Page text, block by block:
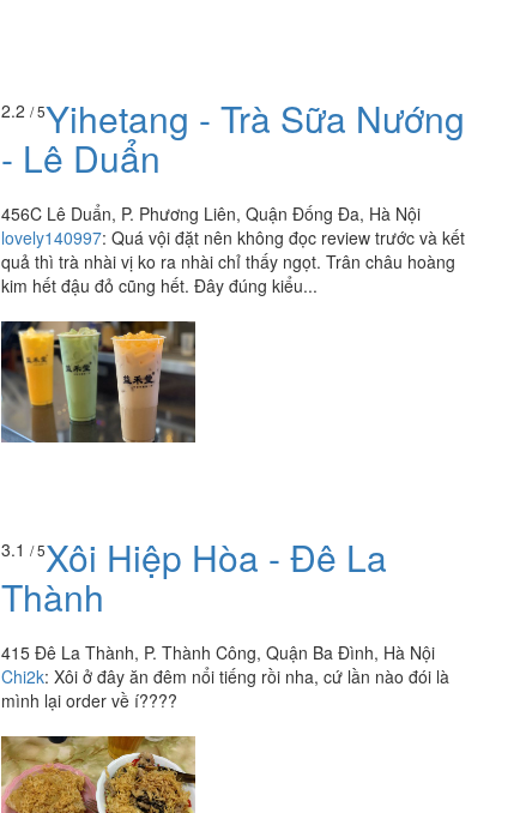
2.2 / 5Yihetang - Trà Sữa Nướng
- Lê Duẩn
456C Lê Duẩn, P. Phương Liên, Quận Đống Đa, Hà Nội
lovely140997: Quá vội đặt nên không đọc review trước và kết
quả thì trà nhài vị ko ra nhài chỉ thấy ngọt. Trân châu hoàng
kim hết đậu đỏ cũng hết. Đây đúng kiểu...
3.1 / 5Xôi Hiệp Hòa - Đê La
Thành
415 Đê La Thành, P. Thành Công, Quận Ba Đình, Hà Nội
Chi2k: Xôi ở đây ăn đêm nổi tiếng rồi nha, cứ lần nào đói là
mình lại order về í????